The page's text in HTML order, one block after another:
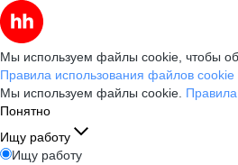
Мы используем файлы cookie, чтобы
Правила использования файлов cookie
Мы используем файлы cookie.
Понятно
Ищу работу
Ищу работу